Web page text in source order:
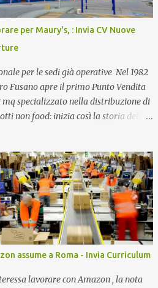
per Maury's, : Invia CV Nuove
per le sedi già operative Nel 1982
Fusano apre il primo Punto Vendita
mq specializzato nella distribuzione di
non food: inizia così la storia della
assume a Roma - Invia Curriculum
lavorare con Amazon , la nota